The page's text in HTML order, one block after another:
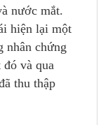
nước mắt.
hiện lại một
nhân chứng
và qua
thu thập